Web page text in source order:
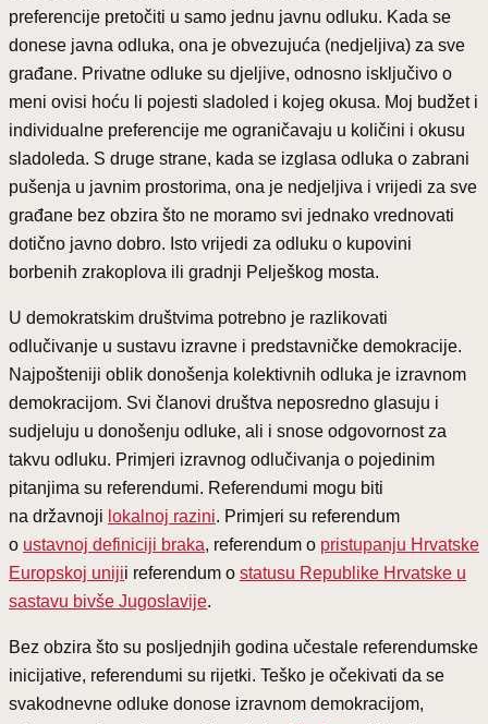
preferencije pretočiti u samo jednu javnu odluku. Kada se
donese javna odluka, ona je obvezujuća (nedjeljiva) za sve
građane. Privatne odluke su djeljive, odnosno isključivo o
meni ovisi hoću li pojesti sladoled i kojeg okusa. Moj budžet i
individualne preferencije me ograničavaju u količini i okusu
sladoleda. S druge strane, kada se izglasa odluka o zabrani
pušenja u javnim prostorima, ona je nedjeljiva i vrijedi za sve
građane bez obzira što ne moramo svi jednako vrednovati
dotično javno dobro. Isto vrijedi za odluku o kupovini
borbenih zrakoplova ili gradnji Pelješkog mosta.
U demokratskim društvima potrebno je razlikovati
odlučivanje u sustavu izravne i predstavničke demokracije.
Najpošteniji oblik donošenja kolektivnih odluka je izravnom
demokracijom. Svi članovi društva neposredno glasuju i
sudjeluju u donošenju odluke, ali i snose odgovornost za
takvu odluku. Primjeri izravnog odlučivanja o pojedinim
pitanjima su referendumi. Referendumi mogu biti
na državnoji lokalnoj razini. Primjeri su referendum
o ustavnoj definiciji braka, referendum o pristupanju Hrvatske
Europskoj unijii referendum o statusu Republike Hrvatske u
sastavu bivše Jugoslavije.
Bez obzira što su posljednjih godina učestale referendumske
inicijative, referendumi su rijetki. Teško je očekivati da se
svakodnevne odluke donose izravnom demokracijom,